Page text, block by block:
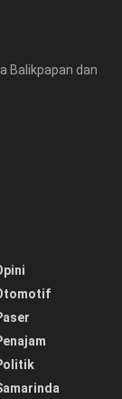
Balikpapan dan